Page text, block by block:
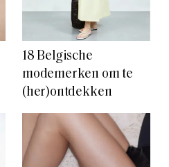
18 Belgische
modemerken om te
(her)ontdekken